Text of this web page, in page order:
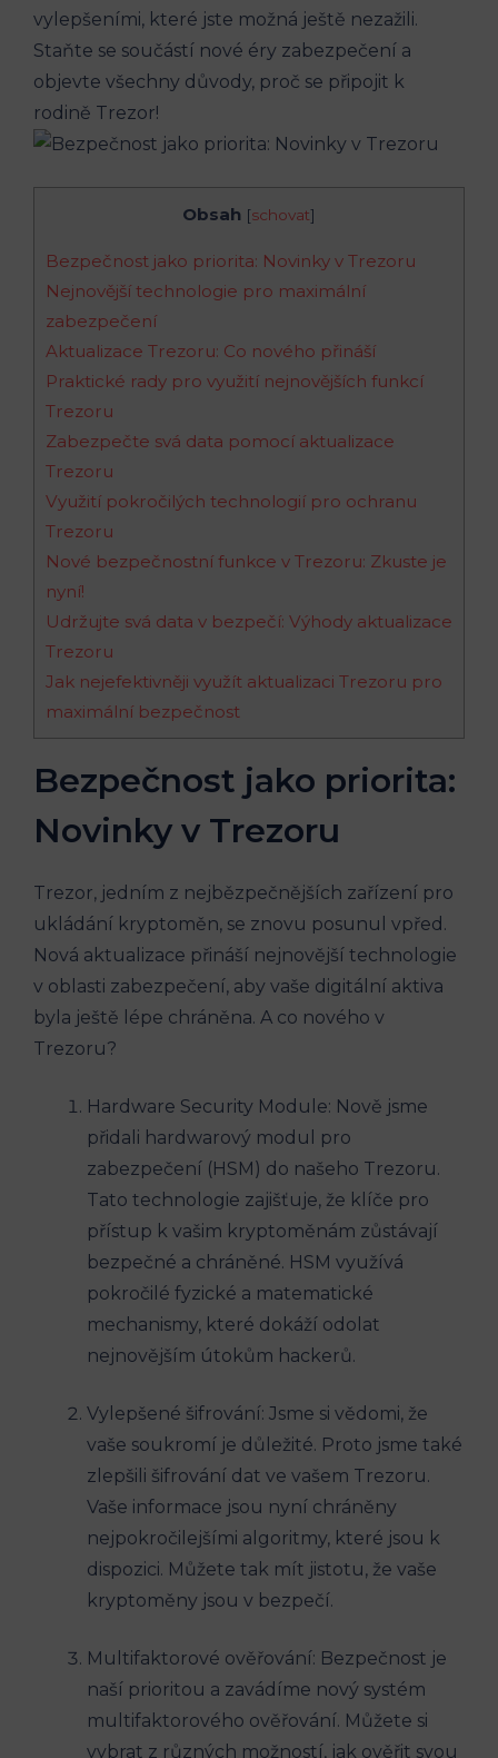
vylepšeními, které jste možná ještě nezažili.
Staňte se součástí nové éry zabezpečení a
objevte všechny důvody, proč se připojit k
rodině Trezor!
Obsah [schovat]
Bezpečnost jako priorita: Novinky v Trezoru
Nejnovější technologie pro maximální
zabezpečení
Aktualizace Trezoru: Co nového přináší
Praktické rady pro využití nejnovějších funkcí
Trezoru
Zabezpečte svá data pomocí aktualizace
Trezoru
Využití pokročilých technologií pro ochranu
Trezoru
Nové bezpečnostní funkce v Trezoru: Zkuste je
nyní!
Udržujte svá data v bezpečí: Výhody aktualizace
Trezoru
Jak nejefektivněji využít aktualizaci Trezoru pro
maximální bezpečnost
Bezpečnost jako priorita:
Novinky v Trezoru
Trezor, jedním z nejbězpečnějších zařízení pro
ukládání kryptoměn, se znovu posunul vpřed.
Nová aktualizace přináší nejnovější technologie
v oblasti zabezpečení, aby vaše digitální aktiva
byla ještě lépe chráněna. A co nového v
Trezoru?
Hardware Security Module: Nově jsme
přidali hardwarový modul pro
zabezpečení (HSM) do našeho Trezoru.
Tato technologie zajišťuje, že klíče pro
přístup k vašim kryptoměnám zůstávají
bezpečné a chráněné. HSM využívá
pokročilé fyzické a matematické
mechanismy, které dokáží odolat
nejnovějším útokům hackerů.
Vylepšené šifrování: Jsme si vědomi, že
vaše soukromí je důležité. Proto jsme také
zlepšili šifrování dat ve vašem Trezoru.
Vaše informace jsou nyní chráněny
nejpokročilejšími algoritmy, které jsou k
dispozici. Můžete tak mít jistotu, že vaše
kryptoměny jsou v bezpečí.
Multifaktorové ověřování: Bezpečnost je
naší prioritou a zavádíme nový systém
multifaktorového ověřování. Můžete si
vybrat z různých možností, jak ověřit svou